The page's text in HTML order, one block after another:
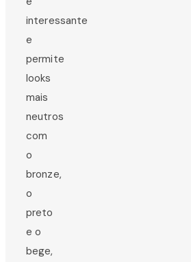
interessante
e
permite
looks
mais
neutros
com
o
bronze,
o
preto
e o
bege,